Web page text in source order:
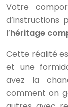
Votre
d’instructions
l’héritage
Cette réalité
et une
avez la
comment on